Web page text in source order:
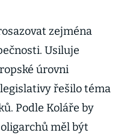
zejména
Usiluje
úrovni
řešilo téma
Podle Koláře by
měl být